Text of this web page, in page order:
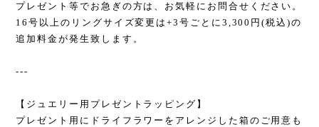
プレゼント等でお急ぎの方は、お気軽にお問合せください。
16号以上のリングサイズ変更は+3号ごとに3,300円(税込)の
追加料金が発生致します。
---
【ジュエリー用プレゼントラッピング】
プレゼント用にドライフラワーをアレンジした箱のご用意も